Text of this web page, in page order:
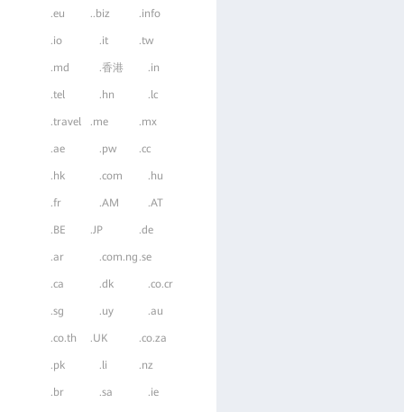
.eu ..biz .info
.io .it .tw
.md .香港 .in
.tel .hn .lc
.travel .me .mx
.ae .pw .cc
.hk .com .hu
.fr .AM .AT
.BE .JP .de
.ar .com.ng .se
.ca .dk .co.cr
.sg .uy .au
.co.th .UK .co.za
.pk .li .nz
.br .sa .ie